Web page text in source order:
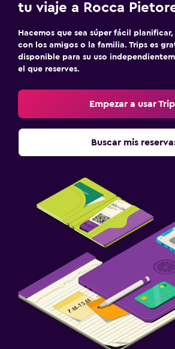
Sofá cama
Armario o clóset
Zona de trabajo
Ideal para familias
Cuna/cama nido disponibles
Aire libre
Terraza/patio
Lavandería
tu viaje a Rocca
Hacemos que sea súper fácil
con los amigos o la familia. Trips es
disponible para su uso
el que reserves.
Empezar a usar
Buscar mis